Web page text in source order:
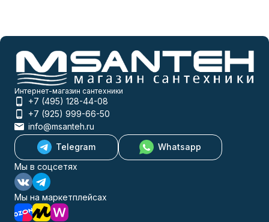
Интернет-магазин сантехники
+7 (495) 128-44-08
+7 (925) 999-66-50
info@msanteh.ru
Telegram
Whatsapp
Мы в соцсетях
Мы на маркетплейсах